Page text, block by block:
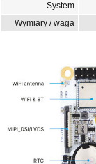
System
Wymiary / waga